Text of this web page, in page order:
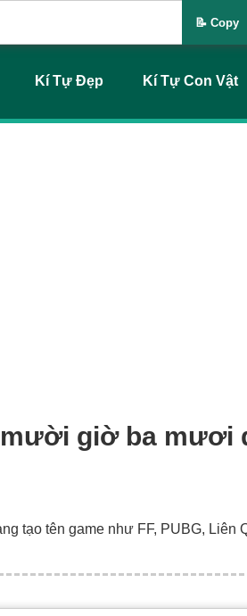
Kí Tự Đẹp Kí Tự Con Vật
giờ ba mươi
tạo tên game như FF, PUBG, Liên
📝 Copy